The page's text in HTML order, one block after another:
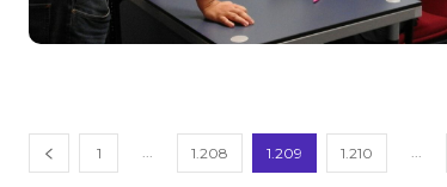
1 ... 1.208 1.209 1.210 ...